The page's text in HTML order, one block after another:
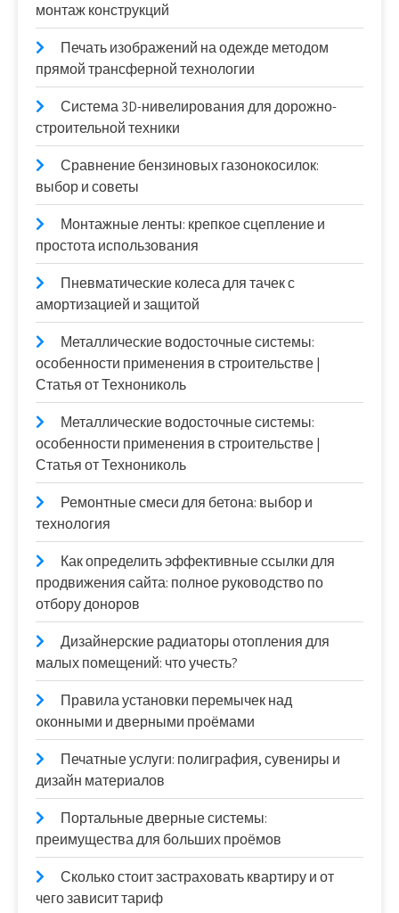
монтаж конструкций
Печать изображений на одежде методом
прямой трансферной технологии
Система 3D-нивелирования для дорожно-
строительной техники
Сравнение бензиновых газонокосилок:
выбор и советы
Монтажные ленты: крепкое сцепление и
простота использования
Пневматические колеса для тачек с
амортизацией и защитой
Металлические водосточные системы:
особенности применения в строительстве |
Статья от Технониколь
Металлические водосточные системы:
особенности применения в строительстве |
Статья от Технониколь
Ремонтные смеси для бетона: выбор и
технология
Как определить эффективные ссылки для
продвижения сайта: полное руководство по
отбору доноров
Дизайнерские радиаторы отопления для
малых помещений: что учесть?
Правила установки перемычек над
оконными и дверными проёмами
Печатные услуги: полиграфия, сувениры и
дизайн материалов
Портальные дверные системы:
преимущества для больших проёмов
Сколько стоит застраховать квартиру и от
чего зависит тариф